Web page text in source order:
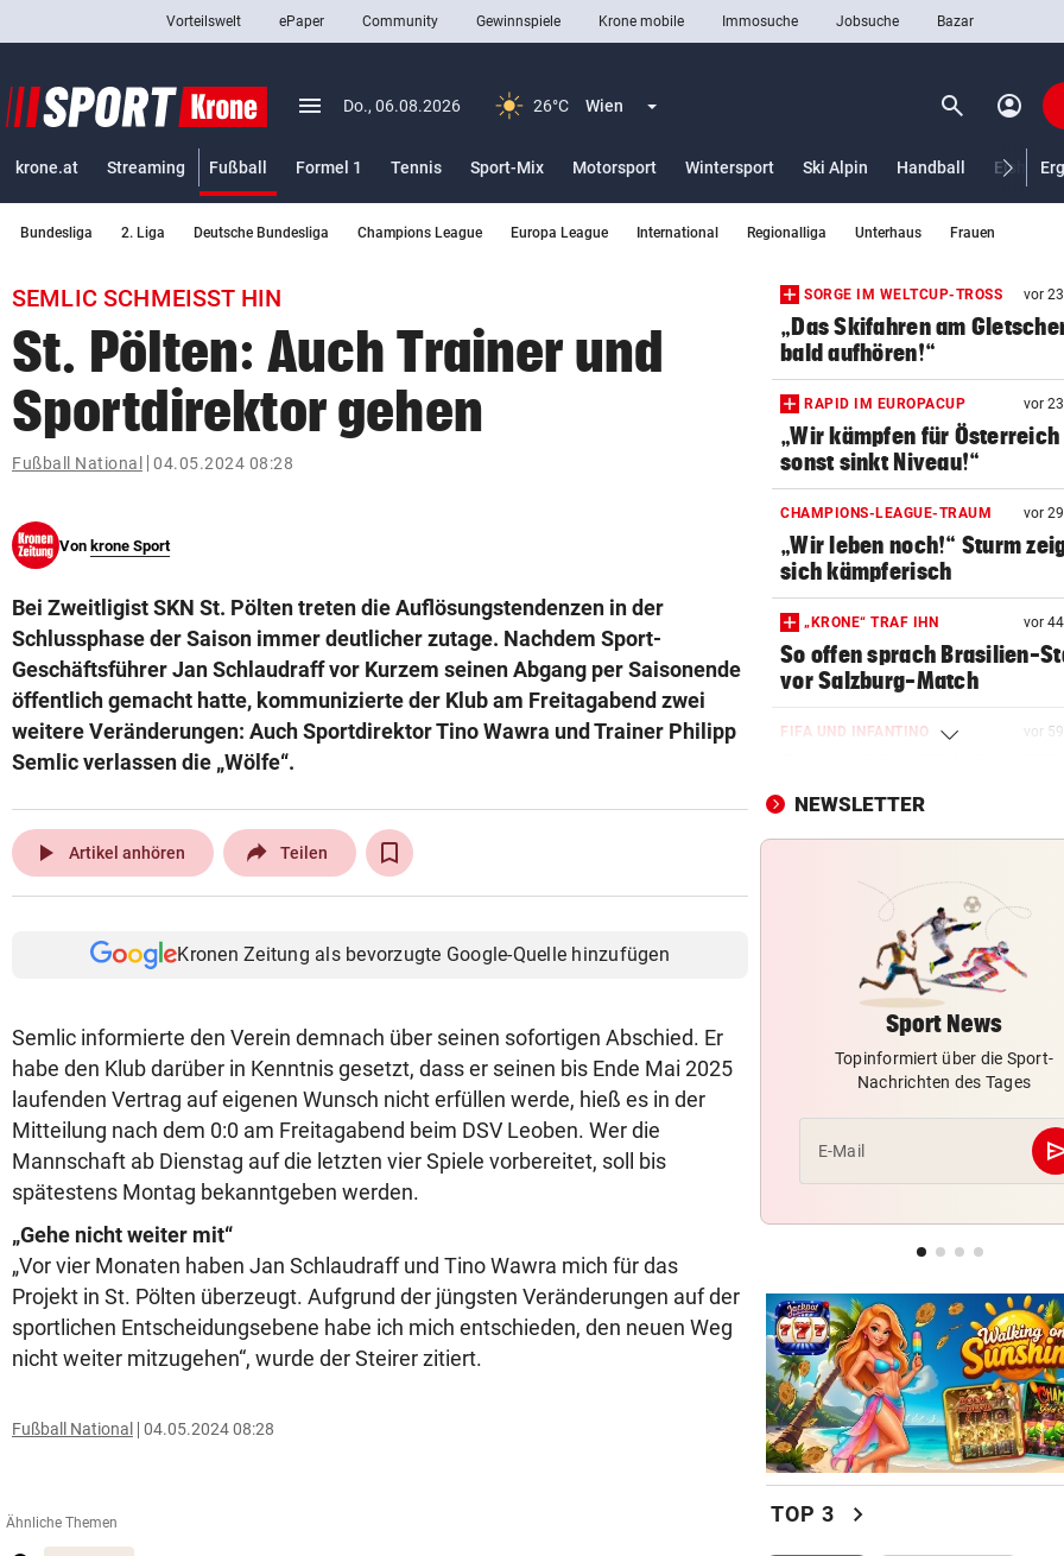
closeSchließen
Abonnieren
bookmark
search
Suchbegriff
eingeben
© Krone Multimedia GmbH & Co KG 2026
Vorteilswelt ePaper Community Gewinnspiele Krone mobile Immosuche Jobsuche Bazar
menu Menü aufklappen
Do., 06.08.2026 26°C Wien Menü aufklappen search Suchen
account_circle
krone.at Streaming Fußball
Formel 1
Tennis Sport-Mix Motorsport Wintersport Ski Alpin Handball
Bundesliga 2. Liga Deutsche Bundesliga Champions League Europa League International Regionalliga Unterhaus Frauen
SEMLIC SCHMEISST HIN
St. Pölten: Auch Trainer und
Sportdirektor gehen
Fußball National 04.05.2024 08:28
Von krone Sport
Bei Zweitligist SKN St. Pölten treten die Auflösungstendenzen in der
Schlussphase der Saison immer deutlicher zutage. Nachdem Sport-
Geschäftsführer Jan Schlaudraff vor Kurzem seinen Abgang per Saisonende
öffentlich gemacht hatte, kommunizierte der Klub am Freitagabend zwei
weitere Veränderungen: Auch Sportdirektor Tino Wawra und Trainer Philipp
Semlic verlassen die „Wölfe“.
play_arrow Artikel anhören Teilen
Kronen Zeitung als bevorzugte Google-Quelle hinzufügen
Semlic informierte den Verein demnach über seinen sofortigen Abschied. Er
habe den Klub darüber in Kenntnis gesetzt, dass er seinen bis Ende Mai 2025
laufenden Vertrag auf eigenen Wunsch nicht erfüllen werde, hieß es in der
Mitteilung nach dem 0:0 am Freitagabend beim DSV Leoben. Wer die
Mannschaft ab Dienstag auf die letzten vier Spiele vorbereitet, soll bis
spätestens Montag bekanntgeben werden.
„Gehe nicht weiter mit“
„Vor vier Monaten haben Jan Schlaudraff und Tino Wawra mich für das
Projekt in St. Pölten überzeugt. Aufgrund der jüngsten Veränderungen auf der
sportlichen Entscheidungsebene habe ich mich entschieden, den neuen Weg
nicht weiter mitzugehen“, wurde der Steirer zitiert.
Fußball National 04.05.2024 08:28
Ähnliche Themen
SORGE IM WELTCUP-TROSS vor
„Das Skifahren am
bald aufhören!“
RAPID IM EUROPACUP vor
„Wir kämpfen für Österreich
sonst sinkt Niveau!“
CHAMPIONS-LEAGUE-TRAUM vor
„Wir leben noch!“ Sturm
sich kämpferisch
„KRONE“ TRAF IHN vor
So offen sprach Brasilien-
vor Salzburg-Match
FIFA UND INFANTINO vor
und neue Vorwürfe
MANNINGER UNFALLSTELLE
nicht zurück!“
CONFERENCE LEAGUE
LIVE ab 18 Uhr: Rapid muss
auswärts bei Paide ran
CONFERENCE LEAGUE
LIVE ab 19.30 Uhr: Beitar
Jerusalem gegen Austria!
gegen FC Pafos!
Charakterprobe! „Das
die Mannschaft“
NEWSLETTER
Sport News
Topinformiert über die Sport-
Nachrichten des Tages
E-Mail
TOP 3 chevron_right